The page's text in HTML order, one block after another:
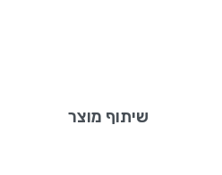
שיתוף מוצר